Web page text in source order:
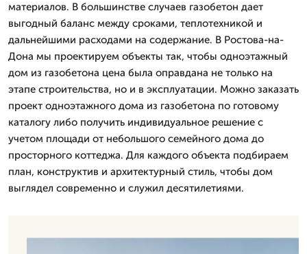
материалов. В большинстве случаев газобетон дает
выгодный баланс между сроками, теплотехникой и
дальнейшими расходами на содержание. В Ростова-на-
Дона мы проектируем объекты так, чтобы одноэтажный
дом из газобетона цена была оправдана не только на
этапе строительства, но и в эксплуатации. Можно заказать
проект одноэтажного дома из газобетона по готовому
каталогу либо получить индивидуальное решение с
учетом площади от небольшого семейного дома до
просторного коттеджа. Для каждого объекта подбираем
план, конструктив и архитектурный стиль, чтобы дом
выглядел современно и служил десятилетиями.